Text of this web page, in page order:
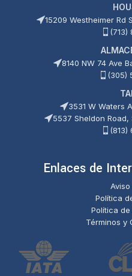
15209 Westheimer Rd
(713)
8140 NW 74 Ave
(305)
3531 W Waters
5537 Sheldon Road,
(813)
Enlaces de
Política
Política
Términos y